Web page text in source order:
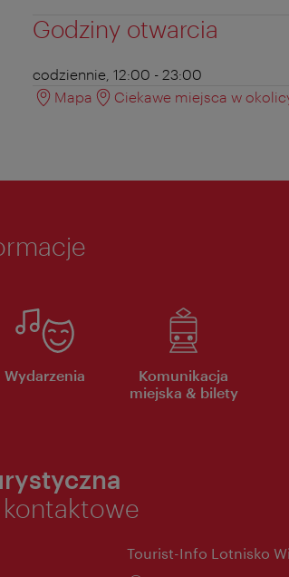
Godziny otwarcia
codziennie, 12:00 - 23:00
Mapa
Ciekawe miejsca w
Wydarzenia
Komunikacja
miejska & bilety
kontaktowe
Tourist-Info Lotnisko